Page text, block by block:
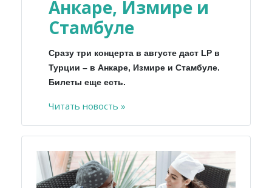
Анкаре, Измире и
Стамбуле
Сразу три концерта в августе даст LP в
Турции – в Анкаре, Измире и Стамбуле.
Билеты еще есть.
Читать новость »